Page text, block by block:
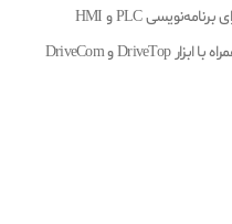
IndraWorks Engineering Windows 7/8/10 برای برنامه‌نویسی PLC و HMI